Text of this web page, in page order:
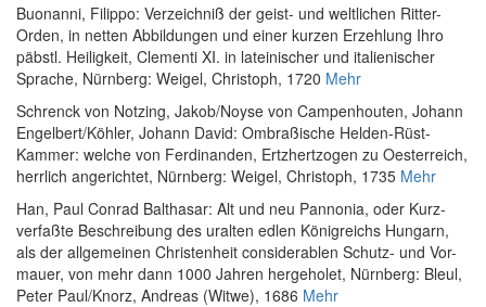
Buonanni, Filippo: Verzeichniß der geist- und weltlichen Ritter-
Orden, in netten Abbildungen und einer kurzen Erzehlung Ihro
päbstl. Heiligkeit, Clementi XI. in lateinischer und italienischer
Sprache, Nürnberg: Weigel, Christoph, 1720 Mehr
Schrenck von Notzing, Jakob/Noyse von Campenhouten, Johann
Engelbert/Köhler, Johann David: Ombraßische Helden-Rüst-
Kammer: welche von Ferdinanden, Ertzhertzogen zu Oesterreich,
herrlich angerichtet, Nürnberg: Weigel, Christoph, 1735 Mehr
Han, Paul Conrad Balthasar: Alt und neu Pannonia, oder Kurz-
verfaßte Beschreibung des uralten edlen Königreichs Hungarn,
als der allgemeinen Christenheit considerablen Schutz- und Vor-
mauer, von mehr dann 1000 Jahren hergeholet, Nürnberg: Bleul,
Peter Paul/Knorz, Andreas (Witwe), 1686 Mehr